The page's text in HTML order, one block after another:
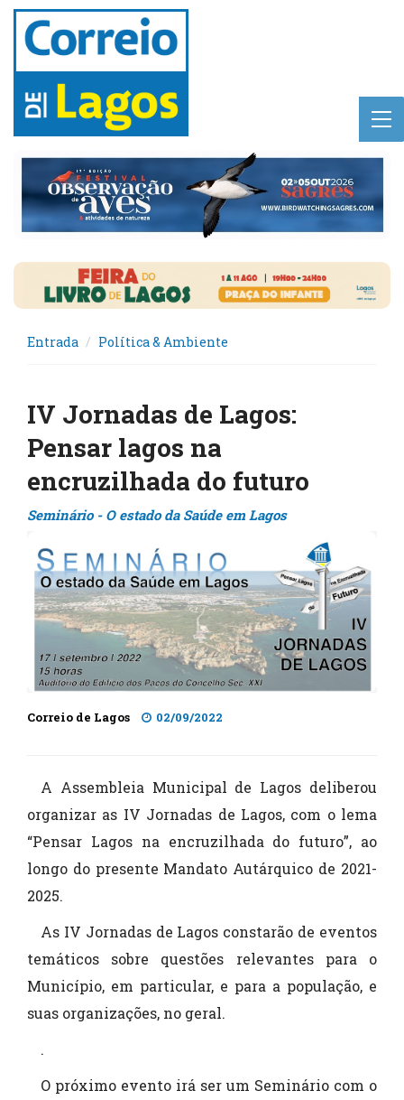
Entrada Política & Ambiente
IV Jornadas de Lagos:
Pensar lagos na
encruzilhada do futuro
Seminário - O estado da Saúde em Lagos
Correio de Lagos 02/09/2022
A Assembleia Municipal de Lagos deliberou
organizar as IV Jornadas de Lagos, com o lema
“Pensar Lagos na encruzilhada do futuro”, ao
longo do presente Mandato Autárquico de 2021-
2025.
As IV Jornadas de Lagos constarão de eventos
temáticos sobre questões relevantes para o
Município, em particular, e para a população, e
suas organizações, no geral.
.
O próximo evento irá ser um Seminário com o